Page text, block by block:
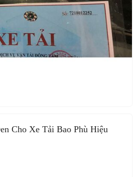
Cho Xe Tải Bao Phù Hiệu